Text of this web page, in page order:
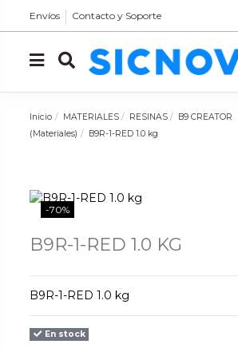
Envíos Contacto y Soporte
Inicio MATERIALES RESINAS
B9 CREATOR
(Materiales)
B9R-1-RED 1.0 kg
-70%
B9R-1-RED 1.0 KG
B9R-1-RED 1.0 kg
En stock